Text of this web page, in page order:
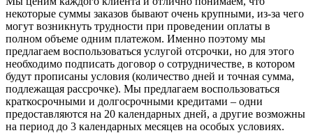
некоторые суммы заказов бывают очень крупными, из-за чего
могут возникнуть трудности при проведении оплаты в
полном объеме одним платежом. Именно поэтому мы
предлагаем воспользоваться услугой отсрочки, но для этого
необходимо подписать договор о сотрудничестве, в котором
будут прописаны условия (количество дней и точная сумма,
подлежащая рассрочке). Мы предлагаем воспользоваться
краткосрочными и долгосрочными кредитами – одни
предоставляются на 20 календарных дней, а другие возможны
на период до 3 календарных месяцев на особых условиях.